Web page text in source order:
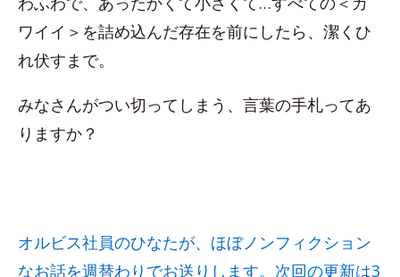
ワイイ＞を詰め込んだ存在を前にしたら、潔くひ
れ伏すまで。
みなさんがつい切ってしまう、言葉の手札ってあ
りますか？
オルビス社員のひなたが、ほぼノンフィクション
なお話を週替わりでお送りします。次回の更新は3